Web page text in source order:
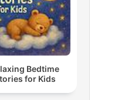
Bedtime
for Kids